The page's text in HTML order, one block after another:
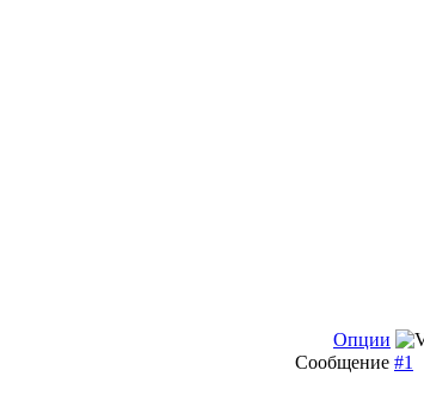
Опции
Сообщение #1